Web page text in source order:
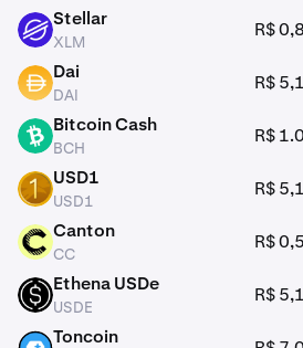
XLM Stellar
XLM
R$
DAI Dai
DAI
R$
BCH Bitcoin Cash
BCH
R$
USD1 USD1
USD1
R$
Canton
CC
R$
USDE Ethena USDe
USDE
R$
Toncoin